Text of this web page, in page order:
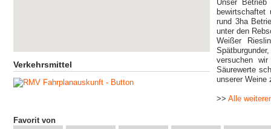
Verkehrsmittel
Unser
rund 3ha
unter den
Weißer
versuchen
Säurewerte
unserer Weine
>> Alle
Favorit von